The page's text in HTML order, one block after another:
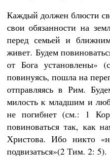
Каждый должен блюсти
свои обязанности на
перед семьей и
живет. Будем
от Бога установлены»
повинуясь, пошла на
отправляясь в Рим.
милость к младшим и
не погибнет (см.: 1
повиноваться так, как
Христова. Ибо никто
подвизаться»(2 Тим. 2: 5).